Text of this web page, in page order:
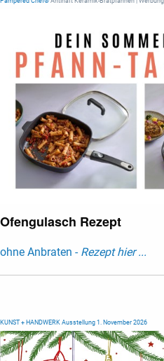
Ofengulasch Rezept
ohne Anbraten - Rezept hier ...
KUNST + HANDWERK Ausstellung 1. November 2026